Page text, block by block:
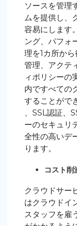
ソースを管理
ムを提供し、
容易にします
ング、パフォ
理を1カ所か
管理、アクテ
ィポリシーの
内ですべての
することがで
、SSL認証、
ーのセキュリ
全性の高いデ
ります。
コスト削
クラウドサー
はクラウドイ
スタッフを雇